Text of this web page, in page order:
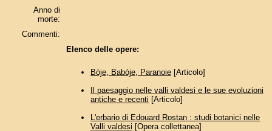
Anno di
morte:
Commenti:
Elenco delle opere:
Bòje, Babòje, Paranoie[Articolo]
Il paesaggio nelle valli valdesi e le sue evoluzioni
antiche e recenti [Articolo]
L'erbario di Edouard Rostan : studi botanici nelle
Valli valdesi [Opera collettanea]